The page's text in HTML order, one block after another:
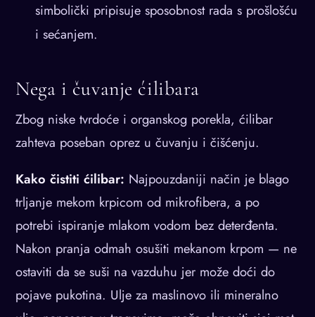
simbolički pripisuje sposobnost rada s prošlošću
i sećanjem.
Nega i čuvanje ćilibara
Zbog niske tvrdoće i organskog porekla, ćilibar
zahteva poseban oprez u čuvanju i čišćenju.
Kako čistiti ćilibar: Najpouzdaniji način je blago
trljanje mekom krpicom od mikrofibera, a po
potrebi ispiranje mlakom vodom bez deterđenta.
Nakon pranja odmah osušiti mekanom krpom — ne
ostaviti da se suši na vazduhu jer može doći do
pojave pukotina. Ulje za maslinovo ili mineralno